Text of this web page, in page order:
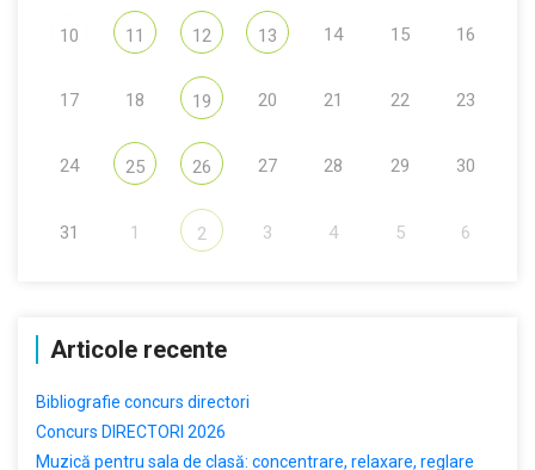
10 11 12 13 14 15 16
17 18 19 20 21 22 23
24 25 26 27 28 29 30
31 1 2 3 4 5 6
Articole recente
Bibliografie concurs directori
Concurs DIRECTORI 2026
Muzică pentru sala de clasă: concentrare, relaxare, reglare